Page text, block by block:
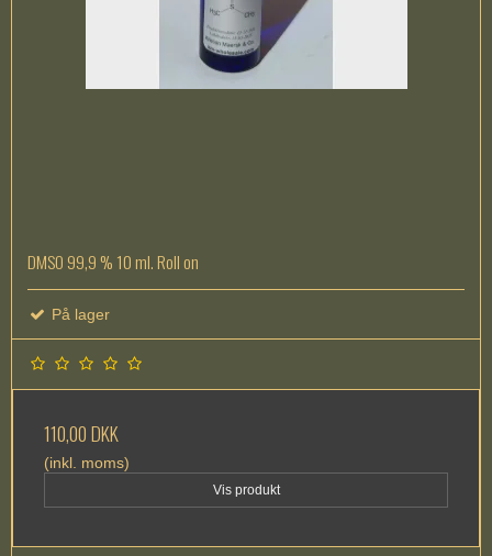
DMSO 99,9 % 10 ml. Roll on
På lager
110,00 DKK
(inkl. moms)
Vis produkt